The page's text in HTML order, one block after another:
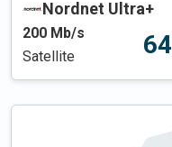
Nordnet Ultra+
200 Mb/s
Satellite
64